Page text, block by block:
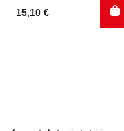
15,10 €